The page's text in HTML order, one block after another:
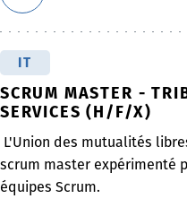
IT
SCRUM MASTER -
SERVICES (H/F/X)
L'Union des mutualités
scrum master expérimenté
équipes Scrum.